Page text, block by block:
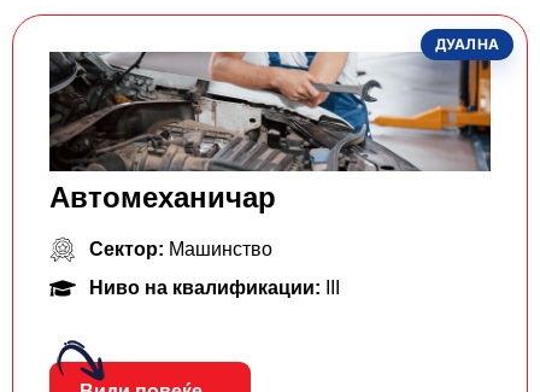
ДУАЛНА
Автомеханичар
Сектор: Машинство
Ниво на квалификации: